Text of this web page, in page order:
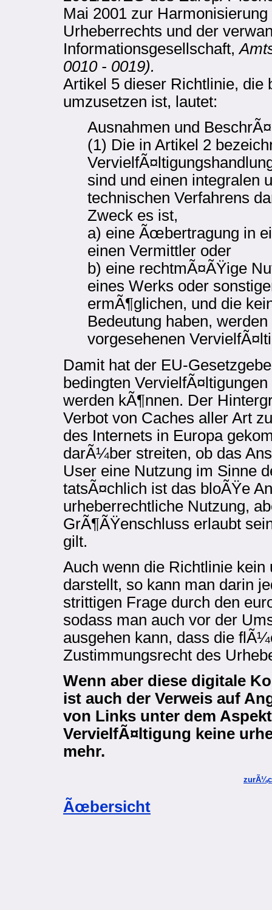
Mai 2001 zur
Urheberrechts und der
Informationsgesellschaft,
0010 - 0019).
Artikel 5 dieser Richtlinie, die
umzusetzen ist, lautet:
Ausnahmen und
(1) Die in Artikel 2
sind und einen integralen
technischen Verfahrens
Zweck es ist,
a) eine Ãœbertragung in
einen Vermittler oder
b) eine rechtmÃ¤ÃŸige
eines Werks oder
ermÃ¶glichen, und die
Bedeutung haben,
vorgesehenen
Damit hat der EU-
bedingten
werden kÃ¶nnen. Der
Verbot von Caches aller Art
des Internets in Europa
darÃ¼ber streiten, ob das
User eine Nutzung im Sinne
tatsÃ¤chlich ist das bloÃŸe
urheberrechtliche Nutzung,
GrÃ¶ÃŸenschluss erlaubt
gilt.
Auch wenn die Richtlinie
darstellt, so kann man darin
strittigen Frage durch den
sodass man auch vor der
ausgehen kann, dass die
Zustimmungsrecht des
Wenn aber diese digitale
ist auch der Verweis auf
von Links unter dem
VervielfÃ¤ltigung keine
mehr.
Ãœbersicht